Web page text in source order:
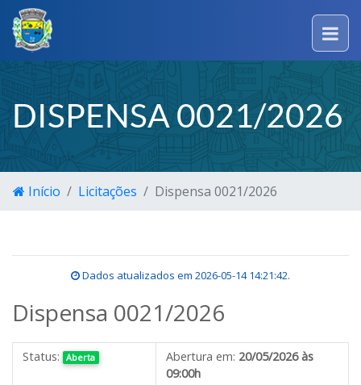
DISPENSA 0021/2026
Início Licitações Dispensa 0021/2026
Dados atualizados em 2026-05-14 14:21:42.
Dispensa 0021/2026
Status: Aberta Abertura em: 20/05/2026 às
09:00h